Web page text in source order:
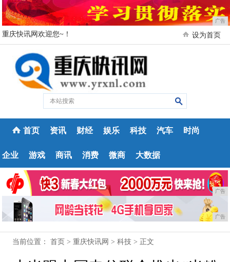
广告
重庆快讯网欢迎您~！ 设为首页
首页 资讯 财经 娱乐 科技 汽车 时尚
企业 游戏 商讯 消费 微商 大数据
广告
广告
当前位置：首页 >重庆快讯网 >科技 > 正文